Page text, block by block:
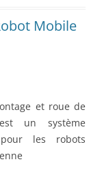
Mobile
et roue de
est un système
pour les robots